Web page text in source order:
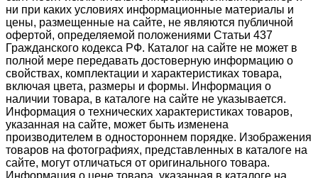
ни при каких условиях информационные материалы и
цены, размещенные на сайте, не являются публичной
офертой, определяемой положениями Статьи 437
Гражданского кодекса РФ. Каталог на сайте не может в
полной мере передавать достоверную информацию о
свойствах, комплектации и характеристиках товара,
включая цвета, размеры и формы. Информация о
наличии товара, в каталоге на сайте не указывается.
Информация о технических характеристиках товаров,
указанная на сайте, может быть изменена
производителем в одностороннем порядке. Изображения
товаров на фотографиях, представленных в каталоге на
сайте, могут отличаться от оригинального товара.
Информация о цене товара, указанная в каталоге на